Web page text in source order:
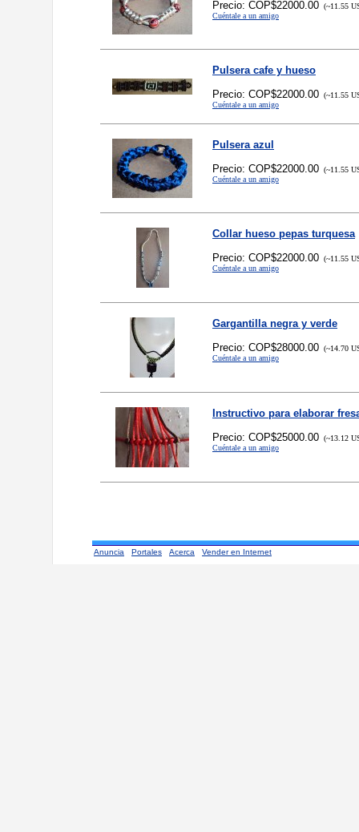
Precio: COP$22000.00 (~11.55
Cuéntale a un amigo
Pulsera cafe y hueso
Precio: COP$22000.00 (~11.55
Cuéntale a un amigo
Pulsera azul
Precio: COP$22000.00 (~11.55
Cuéntale a un amigo
Collar hueso pepas turquesa
Precio: COP$22000.00 (~11.55
Cuéntale a un amigo
Gargantilla negra y verde
Precio: COP$28000.00 (~14.70
Cuéntale a un amigo
Instructivo para elaborar
Precio: COP$25000.00 (~13.12
Cuéntale a un amigo
Anuncia Portales Acerca Vender en Internet